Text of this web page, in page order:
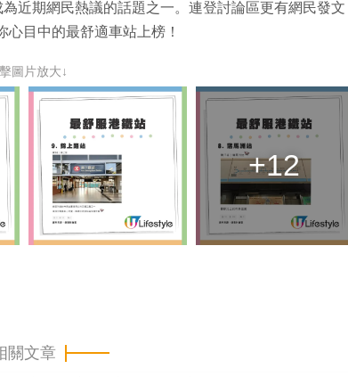
近期網民熱議的話題之一。連登討論區更有網民發文
目中的最舒適車站上榜！
圖片放大↓
+12
關文章